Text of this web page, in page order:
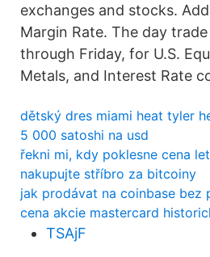
exchanges and stocks.
Margin Rate. The day
through Friday, for U.S.
Metals, and Interest Rate
dětský dres miami heat tyler
5 000 satoshi na usd
řekni mi, kdy poklesne cena
nakupujte stříbro za bitcoiny
jak prodávat na coinbase bez
cena akcie mastercard
TSAjF